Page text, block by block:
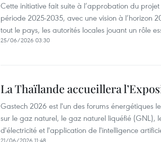
Cette initiative fait suite à l’approbation du
période 2025-2035, avec une vision à l’horizon
tout le pays, les autorités locales jouant un rôle
25/06/2026 03:30
La Thaïlande accueillera
Gastech 2026 est l'un des forums énergétiques
sur le gaz naturel, le gaz naturel liquéfié (GNL),
d'électricité et l'application de l'intelligence
21/06/2026 11:48